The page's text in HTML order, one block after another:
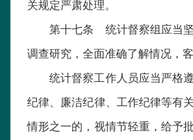
关规定严肃处理。
第十七条 统计督察组应当
调查研究，全面准确了解情况，
统计督察工作人员应当严格
纪律、廉洁纪律、工作纪律等有
情形之一的，视情节轻重，给予